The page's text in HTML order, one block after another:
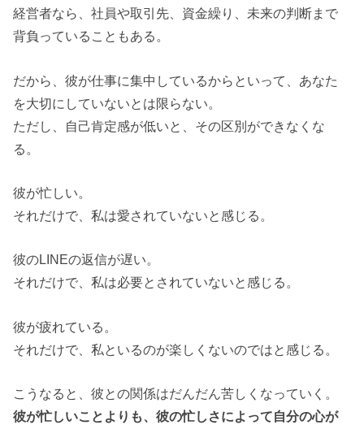
経営者なら、社員や取引先、資金繰り、未来の判断まで
背負っていることもある。
だから、彼が仕事に集中しているからといって、あなた
を大切にしていないとは限らない。
ただし、自己肯定感が低いと、その区別ができなくな
る。
彼が忙しい。
それだけで、私は愛されていないと感じる。
彼のLINEの返信が遅い。
それだけで、私は必要とされていないと感じる。
彼が疲れている。
それだけで、私といるのが楽しくないのではと感じる。
こうなると、彼との関係はだんだん苦しくなっていく。
彼が忙しいことよりも、彼の忙しさによって自分の心が